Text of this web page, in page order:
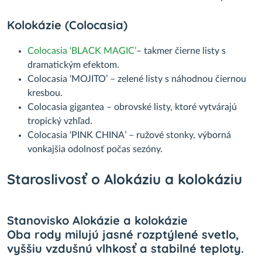
Kolokázie (Colocasia)
Colocasia ‘BLACK MAGIC’– takmer čierne listy s
dramatickým efektom.
Colocasia ‘MOJITO’ – zelené listy s náhodnou čiernou
kresbou.
Colocasia gigantea – obrovské listy, ktoré vytvárajú
tropický vzhľad.
Colocasia ‘PINK CHINA’ – ružové stonky, výborná
vonkajšia odolnosť počas sezóny.
Staroslivosť o Alokáziu a kolokáziu
Stanovisko Alokázie a kolokázie
Oba rody milujú jasné rozptýlené svetlo,
vyššiu vzdušnú vlhkosť a stabilné teploty.